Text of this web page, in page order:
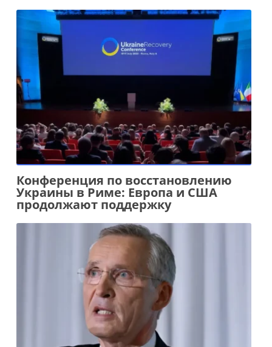
Конференция по восстановлению
Украины в Риме: Европа и США
продолжают поддержку